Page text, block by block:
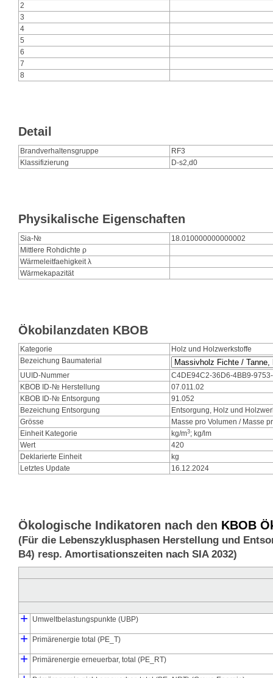
2
3
4
5
6
7
8
Detail
Brandverhaltensgruppe
RF3
Klassifizierung
D-s2,d0
Physikalische Eigenschaften
Sia-№
18.010000000000002
Mittlere Rohdichte ρ
Wärmeleitfaehigkeit λ
Wärmekapazität
Ökobilanzdaten KBOB
Kategorie
Holz und Holzwerkstoffe
Bezeichung Baumaterial
UUID-Nummer
C4DE94C2-36D6-4BB9-
KBOB ID-№ Herstellung
07.011.02
KBOB ID-№ Entsorgung
91.052
Bezeichung Entsorgung
Entsorgung, Holz und
Grösse
Masse pro Volumen / Masse
Einheit Kategorie
kg/m3; kg/lm
Wert
420
Deklarierte Einheit
kg
Letztes Update
16.12.2024
Ökologische Indikatoren nach den KBOB
(Für die Lebenszyklusphasen Herstellung und
B4) resp. Amortisationszeiten nach SIA 2032)
+ Umweltbelastungspunkte (UBP)
┣ Umweltbelastungspunkte Herstellung (UBP_pro)
┗ Umweltbelastungspunkte Entsorgung (UBP_dis)
+ Primärenergie total (PE_T)
┣ Primärenergie Herstellung (PE_pro)
┃ ┣ Primärenergie Herstellung, energetisch genutzt (PE_E_pro)
┃ ┗ Primärenergie Herstellung, stofflich gebunden (PE_M_pro)
┗ Primärenergie Entsorgung (PE_dis)
+ Primärenergie erneuerbar, total (PE_RT)